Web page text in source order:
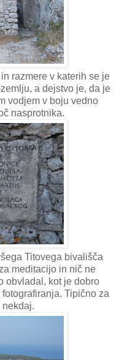
razmere v katerih se je
a dejstvo je, da je
vodjem v boju vedno
nasprotnika.
Titovega bivališča
meditacijo in nič ne
obvladal, kot je dobro
Tipično za